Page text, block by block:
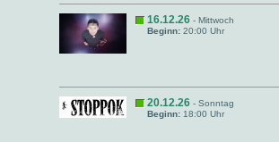
16.12.26 - Mittwoch
Beginn: 20:00 Uhr
20.12.26 - Sonntag
Beginn: 18:00 Uhr